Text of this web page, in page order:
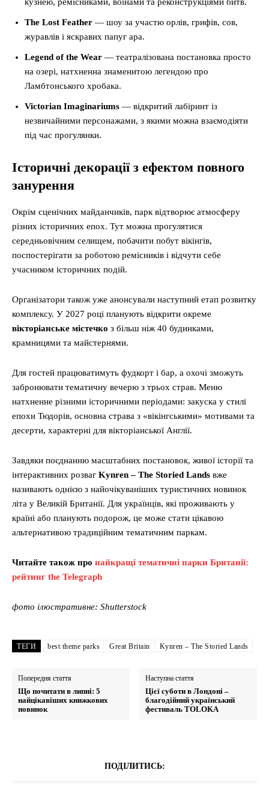
кузнею, ремісниками, воїнами та реконструкціями битв.
The Lost Feather — шоу за участю орлів, грифів, сов,
журавлів і яскравих папуг ара.
Legend of the Wear — театралізована постановка просто
на озері, натхненна знаменитою легендою про
Ламбтонського хробака.
Victorian Imaginariums — відкритий лабіринт із
незвичайними персонажами, з якими можна взаємодіяти
під час прогулянки.
Історичні декорації з ефектом повного
занурення
Окрім сценічних майданчиків, парк відтворює атмосферу
різних історичних епох. Тут можна прогулятися
середньовічним селищем, побачити побут вікінгів,
поспостерігати за роботою ремісників і відчути себе
учасником історичних подій.
Організатори також уже анонсували наступний етап розвитку
комплексу. У 2027 році планують відкрити окреме
вікторіанське містечко з більш ніж 40 будинками,
крамницями та майстернями.
Для гостей працюватимуть фудкорт і бар, а охочі зможуть
забронювати тематичну вечерю з трьох страв. Меню
натхненне різними історичними періодами: закуска у стилі
епохи Тюдорів, основна страва з «вікінгськими» мотивами та
десерти, характерні для вікторіанської Англії.
Завдяки поєднанню масштабних постановок, живої історії та
інтерактивних розваг Kynren – The Storied Lands вже
називають однією з найочікуваніших туристичних новинок
літа у Великій Британії. Для українців, які проживають у
країні або планують подорож, це може стати цікавою
альтернативою традиційним тематичним паркам.
Читайте також про найкращі тематичні парки Британії:
рейтинг the Telegraph
фото ілюстративне: Shutterstock
ТЕГИ best theme parks Great Britain Kynren – The Storied Lands
Попередня стаття
Що почитати в липні: 5
найцікавіших книжкових
новинок
Наступна стаття
Цієї суботи в Лондоні –
благодійний український
фестиваль TOLOKA
ПОДІЛИТИСЬ: